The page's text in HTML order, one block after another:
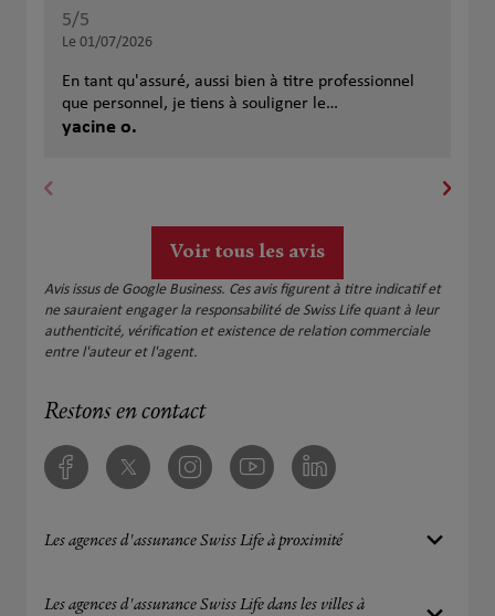
5/5
Le 01/07/2026
En tant qu'assuré, aussi bien à titre professionnel
que personnel, je tiens à souligner le
professionnalisme, la réactivité et la disponibilité
suffisamment rare pour être souligné. Merci,
Madame EL MALI, pour votre accompagnement et
votre engagement.
yacine o.
Voir tous les avis
Avis issus de Google Business. Ces avis figurent à titre indicatif et
ne sauraient engager la responsabilité de Swiss Life quant à leur
authenticité, vérification et existence de relation commerciale
entre l'auteur et l'agent.
Restons en contact
FacebookTwitter InstagramYoutube Linkedin
Les agences d'assurance Swiss Life à proximité
Les agences d'assurance Swiss Life dans les villes à